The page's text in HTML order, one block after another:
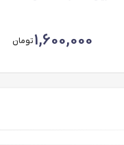
1,600,000تومان